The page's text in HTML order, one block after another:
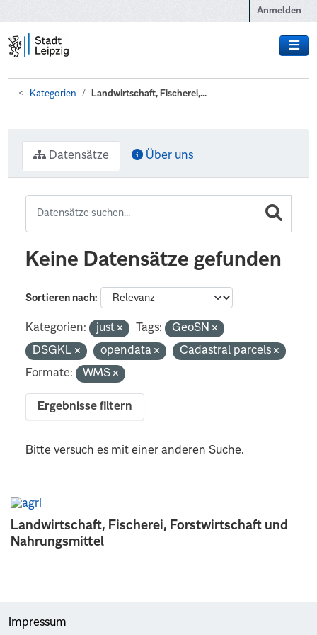
Anmelden
Kategorien Landwirtschaft, Fischerei,...
Landwirtschaft, Fischerei, Forstwirtschaft und
Nahrungsmittel
Datensätze Über uns
Keine Datensätze gefunden
Sortieren nach
Kategorien: just Tags:
GeoSN
DSGKL
opendata
Cadastral parcels
Formate:
WMS
Ergebnisse filtern
Bitte versuch es mit einer anderen Suche.
Impressum